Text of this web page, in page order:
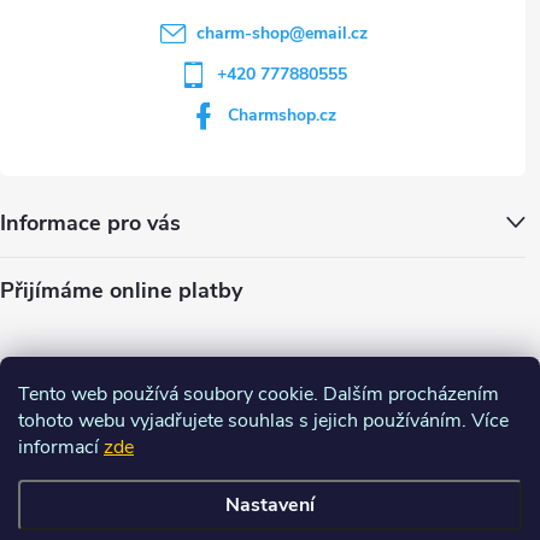
Tento web používá soubory cookie. Dalším procházením
tohoto webu vyjadřujete souhlas s jejich používáním. Více
informacízde
Nastavení
charm-shop@email.cz
+420 777880555
Charmshop.cz
Informace pro vás
Přijímáme online platby